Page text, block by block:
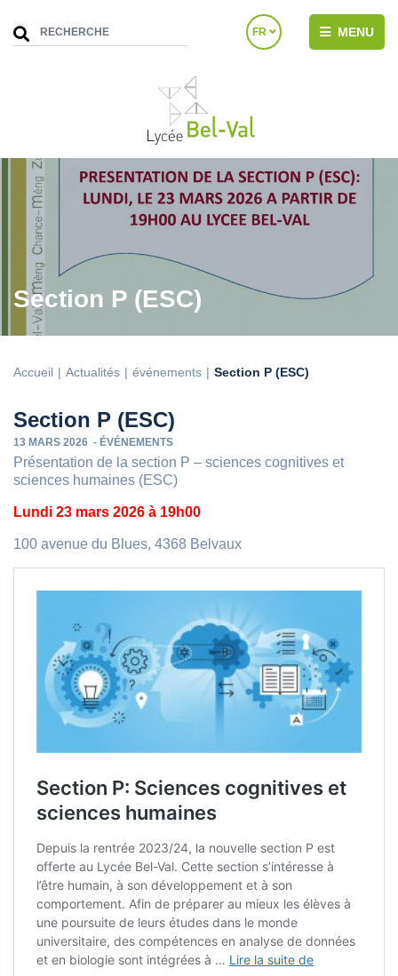
FR MENU
Section P (ESC)
Accueil Actualités événements Section P (ESC)
Section P (ESC)
13 MARS 2026 - ÉVÉNEMENTS
Présentation de la section P – sciences cognitives et
sciences humaines (ESC)
Lundi 23 mars 2026 à 19h00
100 avenue du Blues, 4368 Belvaux